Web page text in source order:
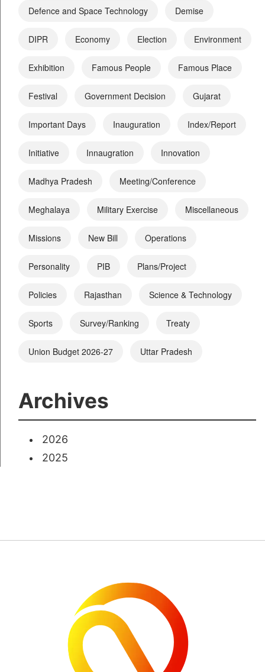
Defence and Space Technology Demise
DIPR Economy Election Environment
Exhibition Famous People Famous Place
Festival Government Decision Gujarat
Important Days Inauguration Index/Report
Initiative Innaugration Innovation
Madhya Pradesh Meeting/Conference
Meghalaya Military Exercise Miscellaneous
Missions New Bill Operations
Personality PIB Plans/Project
Policies Rajasthan Science & Technology
Sports Survey/Ranking Treaty
Union Budget 2026-27 Uttar Pradesh
Archives
2026
2025